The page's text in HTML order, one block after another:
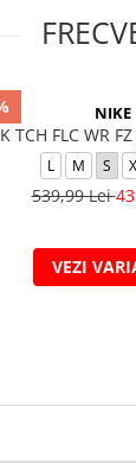
NIKE
TCH FLC WR
L M S
539,99 Lei
VEZI